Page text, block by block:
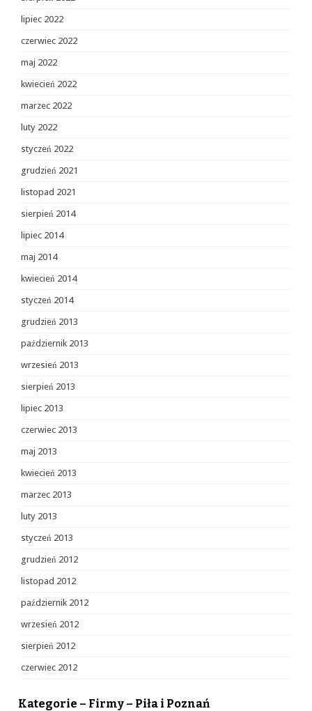
lipiec 2022
czerwiec 2022
maj 2022
kwiecień 2022
marzec 2022
luty 2022
styczeń 2022
grudzień 2021
listopad 2021
sierpień 2014
lipiec 2014
maj 2014
kwiecień 2014
styczeń 2014
grudzień 2013
październik 2013
wrzesień 2013
sierpień 2013
lipiec 2013
czerwiec 2013
maj 2013
kwiecień 2013
marzec 2013
luty 2013
styczeń 2013
grudzień 2012
listopad 2012
październik 2012
wrzesień 2012
sierpień 2012
czerwiec 2012
Kategorie – Firmy – Piła i Poznań